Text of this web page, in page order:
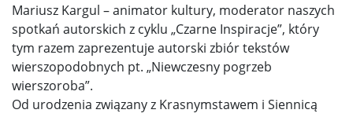
Mariusz Kargul – animator kultury, moderator naszych
spotkań autorskich z cyklu „Czarne Inspiracje”, który
tym razem zaprezentuje autorski zbiór tekstów
wierszopodobnych pt. „Niewczesny pogrzeb
wierszoroba”.
Od urodzenia związany z Krasnymstawem i Siennicą